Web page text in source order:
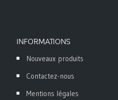
INFORMATIONS
Nouveaux produits
Contactez-nous
Mentions légales